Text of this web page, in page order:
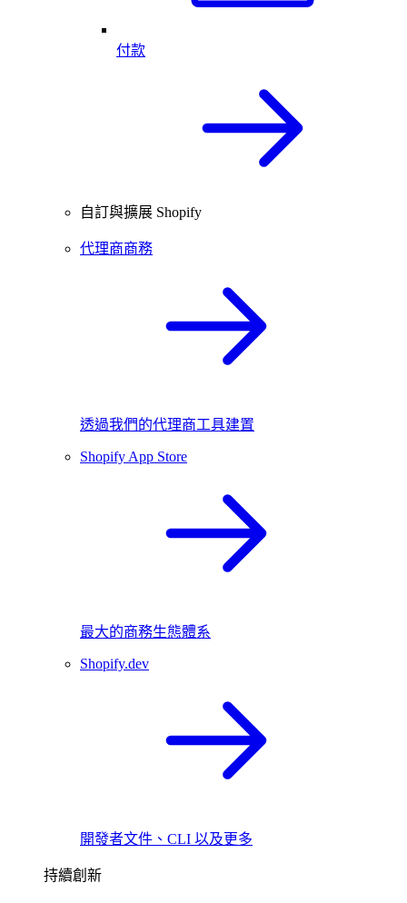
付款
自訂與擴展 Shopify
代理商商務
透過我們的代理商工具建置
Shopify App Store
最大的商務生態體系
Shopify.dev
開發者文件、CLI 以及更多
持續創新